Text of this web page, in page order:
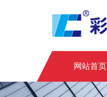
网站首页